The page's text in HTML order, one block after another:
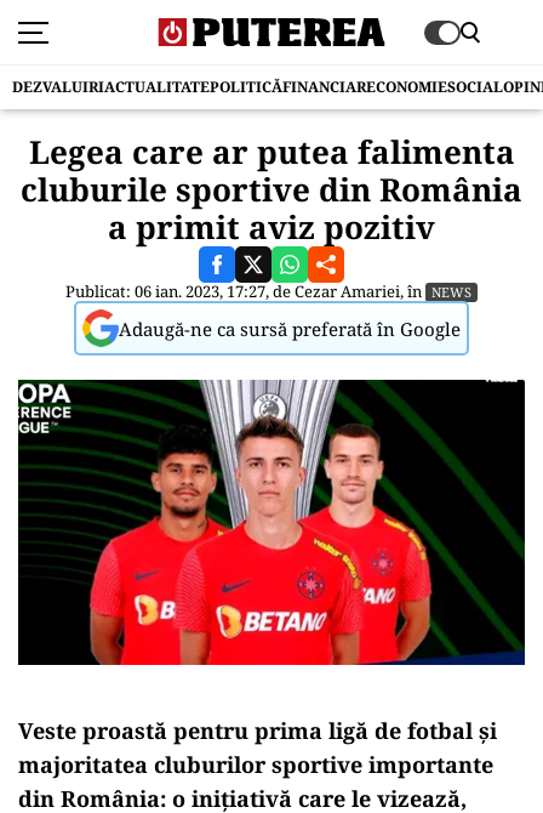
DEZVALUIRIACTUALITATEPOLITICĂFINANCIARECONOMIESOCIAL
Legea care ar putea falimenta
cluburile sportive din România
a primit aviz pozitiv
Publicat: 06 ian. 2023, 17:27, deCezar Amariei, în NEWS
Adaugă-ne ca sursă preferată în Google
Veste proastă pentru prima ligă de fotbal și
majoritatea cluburilor sportive importante
din România: o inițiativă care le vizează,